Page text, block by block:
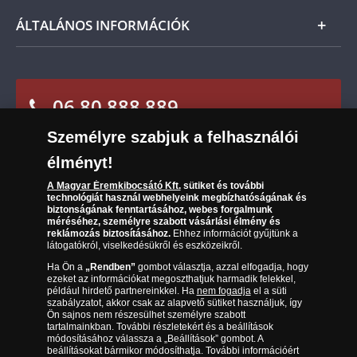
Ügyfélszolgálat
Leiratkozás a hírlevélről
ÁLTALÁNOS INFORMÁCIÓK
Sütik (cookies) használata
Süti (cookies)Beállítások
Társaságunkról
Az érmék és érmek ára és értéke
Gyakran ismételt kérdések
Adatkezelés
06 80 888 889
(díjmentesen hívható hétfőtől csütörtökig 9.00 és 17.00
óra között, péntekenként 9.00 és 15.00 óra között)
Személyre szabjuk a felhasználói
élményt!
A Magyar Éremkibocsátó Kft.sütiket és további
technológiát használ webhelyeink megbízhatóságának és
biztonságának fenntartásához, webes forgalmunk
méréséhez, személyre szabott vásárlási élmény és
reklámozás biztosításához.Ehhez információt gyűjtünk a
látogatókról, viselkedésükről és eszközeikről.
Ha Ön a „Rendben”gombot választja, azzal elfogadja, hogy
ezeket az információkat megoszthatjuk harmadik felekkel,
például hirdető partnereinkkel. Ha nem fogadjael a süti
szabályzatot, akkor csak az alapvető sütiket használjuk, így
Ön sajnos nem részesülhet személyre szabott
tartalmainkban. További részletekért és a beállítások
módosításához válassza a „Beállítások” gombot. A
beállításokat bármikor módosíthatja. További információért